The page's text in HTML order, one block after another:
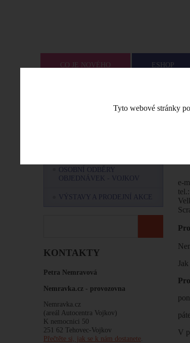
Tyto webové stránky
CO JE NOVÉHO ESHOP
OSOBNÍ ODBĚRY
OBJEDNÁVEK - VOJKOV
VÝSTAVY A PRODEJNÍ AKCE
KONTAKTY
Petra Nemravová
Nemravka.cz - provozovna
Nemravka.cz
(areál Autocentra Vojkov)
K nemocnici 50
251 62 Tehovec-Vojkov
Přečtěte si, jak se k nám dostanete.
e-
V